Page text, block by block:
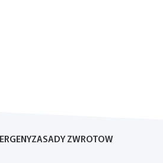
ZASADY ZWROTOW